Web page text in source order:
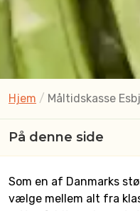
Hjem / Måltidskasse
På denne side
Som en af Danmarks
vælge mellem alt fra